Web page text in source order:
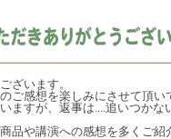
ざいます。
ご感想を楽しみにさせて頂い
ますが、返事は....追いつかな
品や講演への感想を多くご紹